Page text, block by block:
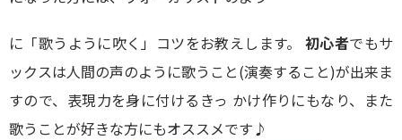
に「歌うように吹く」コツをお教えします。初心者でもサ
ックスは人間の声のように歌うこと(演奏すること)が出来ま
すので、表現力を身に付けるきっ かけ作りにもなり、また
歌うことが好きな方にもオススメです♪